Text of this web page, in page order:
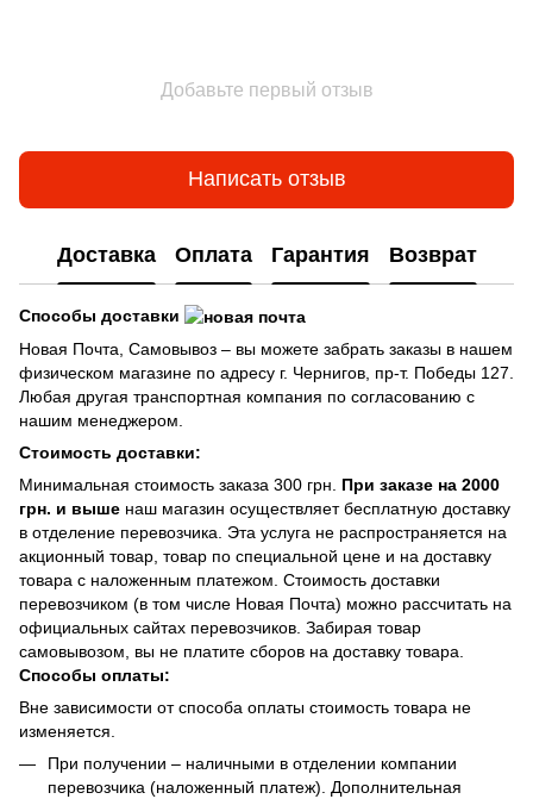
Добавьте первый отзыв
Написать отзыв
Доставка Оплата Гарантия Возврат
Способы доставки
Новая Почта, Самовывоз – вы можете забрать заказы в нашем
физическом магазине по адресу г. Чернигов, пр-т. Победы 127.
Любая другая транспортная компания по согласованию с
нашим менеджером.
Стоимость доставки:
Минимальная стоимость заказа 300 грн. При заказе на 2000
грн. и выше наш магазин осуществляет бесплатную доставку
в отделение перевозчика. Эта услуга не распространяется на
акционный товар, товар по специальной цене и на доставку
товара с наложенным платежом. Стоимость доставки
перевозчиком (в том числе Новая Почта) можно рассчитать на
официальных сайтах перевозчиков. Забирая товар
самовывозом, вы не платите сборов на доставку товара.
Способы оплаты:
Вне зависимости от способа оплаты стоимость товара не
изменяется.
При получении – наличными в отделении компании
перевозчика (наложенный платеж). Дополнительная